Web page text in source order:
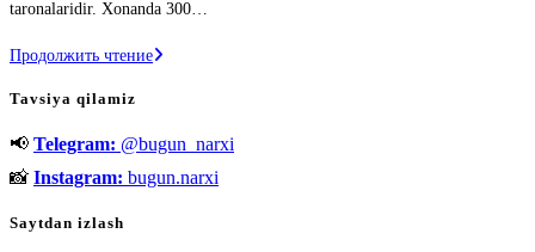
taronalaridir. Xonanda 300…
Продолжить чтениеMavluda
oilasi,
instagram,
Tavsiya qilamiz
📢 Telegram: @bugun_narxi
📸 Instagram: bugun.narxi
Saytdan izlash